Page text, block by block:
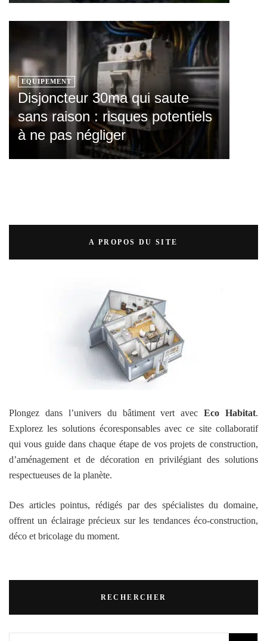
EQUIPEMENT
Disjoncteur 30ma qui saute
sans raison : risques potentiels
à ne pas négliger
A PROPOS DU SITE
Plongez dans l’univers du bâtiment vert avecEco Habitat.
Explorez les solutions écoresponsables avec ce site collaboratif
qui vous guide dans chaque étape de vos projets de construction,
d’aménagement et de décoration en privilégiant des solutions
respectueuses de la planète.
Des articles pointus, rédigés par des spécialistes du domaine,
offrent un éclairage précieux sur les tendances éco-construction,
déco et bricolage du moment.
RECHERCHER